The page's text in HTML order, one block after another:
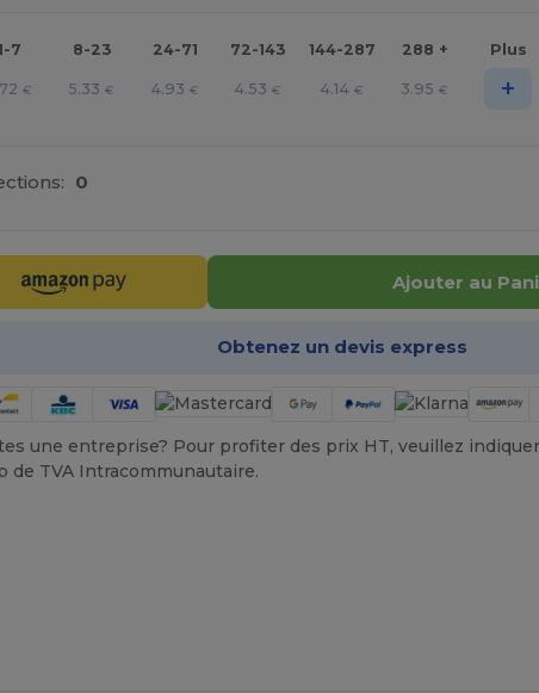
7 8-23 24-71 72-143 144-287 288 + Plus
€ 5.33 € 4.93 € 4.53 € 4.14 € 3.95 € +
0
Ajouter au
Obtenez un devis express
une entreprise? Pour profiter des prix HT, veuillez
de TVA Intracommunautaire.